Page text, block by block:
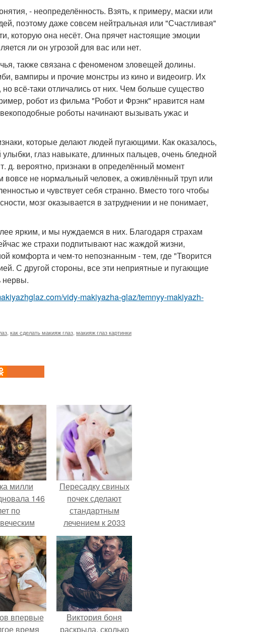
- неопределённость. Взять, к примеру, маски или
поэтому даже совсем нейтральная или "Счастливая"
которую она несёт. Она прячет настоящие эмоции
ли он угрозой для вас или нет.
также связана с феноменом зловещей долины.
вампиры и прочие монстры из кино и видеоигр. Их
всё-таки отличались от них. Чем больше существо
робот из фильма "Робот и Фрэнк" нравится нам
роботы начинают вызывать ужас и
которые делают людей пугающими. Как оказалось,
глаз навыкате, длинных пальцев, очень бледной
д. вероятно, признаки в определённый момент
вовсе не нормальный человек, а оживлённый труп или
и чувствует себя странно. Вместо того чтобы
мозг оказывается в затруднении и не понимает,
ярким, и мы нуждаемся в них. Благодаря страхам
же страхи подпитывают нас жаждой жизни,
комфорта и чем-то непознанным - тем, где "Творится
С другой стороны, все эти неприятные и пугающие
нервы.
vidy-makiyazha-glaz/temnyy-makiyazh-
как сделать макияж глаз макияж глаз картинки
милли
146
по
и
на
самой
в мире.
Пересадку свиных
почек сделают
стандартным
лечением к 2033
году в Японии.
впервые
время
Виктория боня
раскрыла, сколько